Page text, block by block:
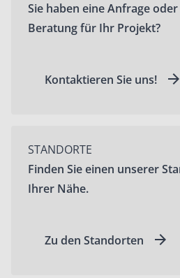
Sie haben eine Anfrage
Beratung für Ihr Projekt?
Kontaktieren Sie uns!
STANDORTE
Finden Sie einen unserer
Ihrer Nähe.
Zu den Standorten